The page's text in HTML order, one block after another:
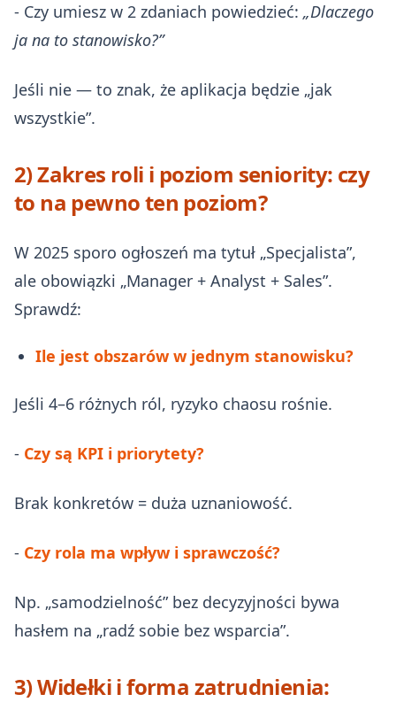
- Czy umiesz w 2 zdaniach powiedzieć: „Dlaczego
ja na to stanowisko?”
Jeśli nie — to znak, że aplikacja będzie „jak
wszystkie”.
2) Zakres roli i poziom seniority: czy
to na pewno ten poziom?
W 2025 sporo ogłoszeń ma tytuł „Specjalista”,
ale obowiązki „Manager + Analyst + Sales”.
Sprawdź:
Ile jest obszarów w jednym stanowisku?
Jeśli 4–6 różnych ról, ryzyko chaosu rośnie.
- Czy są KPI i priorytety?
Brak konkretów = duża uznaniowość.
- Czy rola ma wpływ i sprawczość?
Np. „samodzielność” bez decyzyjności bywa
hasłem na „radź sobie bez wsparcia”.
3) Widełki i forma zatrudnienia: